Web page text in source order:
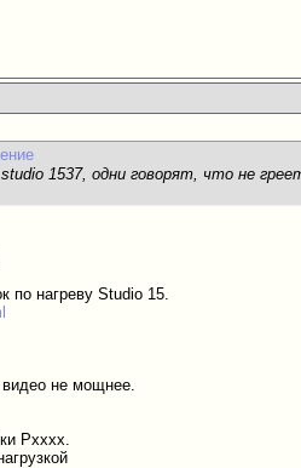
1537, одни говорят, что не
по нагреву Studio 15.
не мощнее.
Pxxxx.